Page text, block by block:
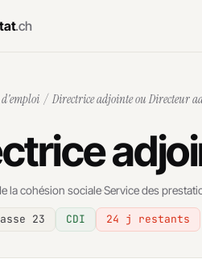
.ch
d'emploi / Directrice adjointe ou Directeur
la cohésion sociale·Service des
23 CDI 24 j restants